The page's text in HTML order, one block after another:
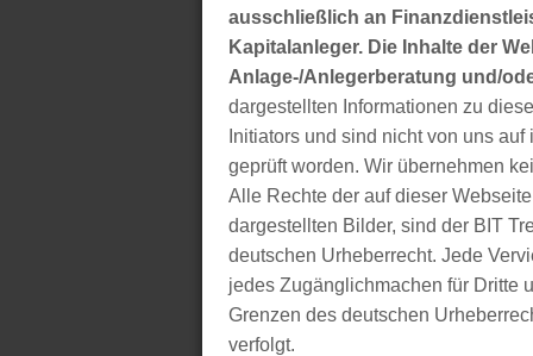
ausschließlich an
Kapitalanleger. Die Inhalte der
Anlage-/Anlegerberatung und/
dargestellten Informationen zu
Initiators und sind nicht von uns
geprüft worden. Wir übernehmen
Alle Rechte der auf dieser
dargestellten Bilder, sind der BIT
deutschen Urheberrecht. Jede
jedes Zugänglichmachen für Dritte
Grenzen des deutschen
verfolgt.